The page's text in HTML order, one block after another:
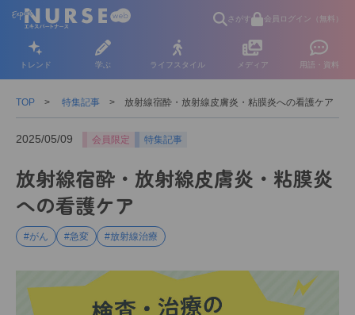
さがす 会員ログイン（無料）
トレンド 学ぶ ライフスタイル メディア 用語・資料
TOP 特集記事 放射線宿酔・放射線皮膚炎・粘膜炎への看護ケア
2025/05/09 会員限定 特集記事
放射線宿酔・放射線皮膚炎・粘膜炎
への看護ケア
#がん #急変 #放射線治療